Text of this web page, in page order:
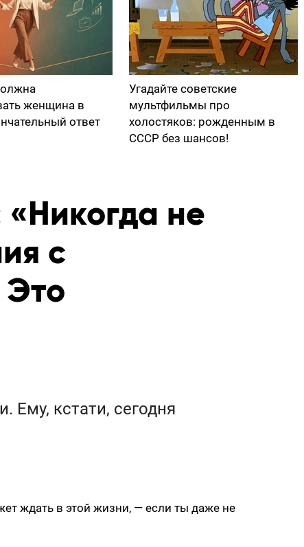
женщина в
ответ
Угадайте советские
мультфильмы про
холостяков: рожденным в
СССР без шансов!
не
с
Это
кстати, сегодня
ждать в этой жизни, — если ты даже не